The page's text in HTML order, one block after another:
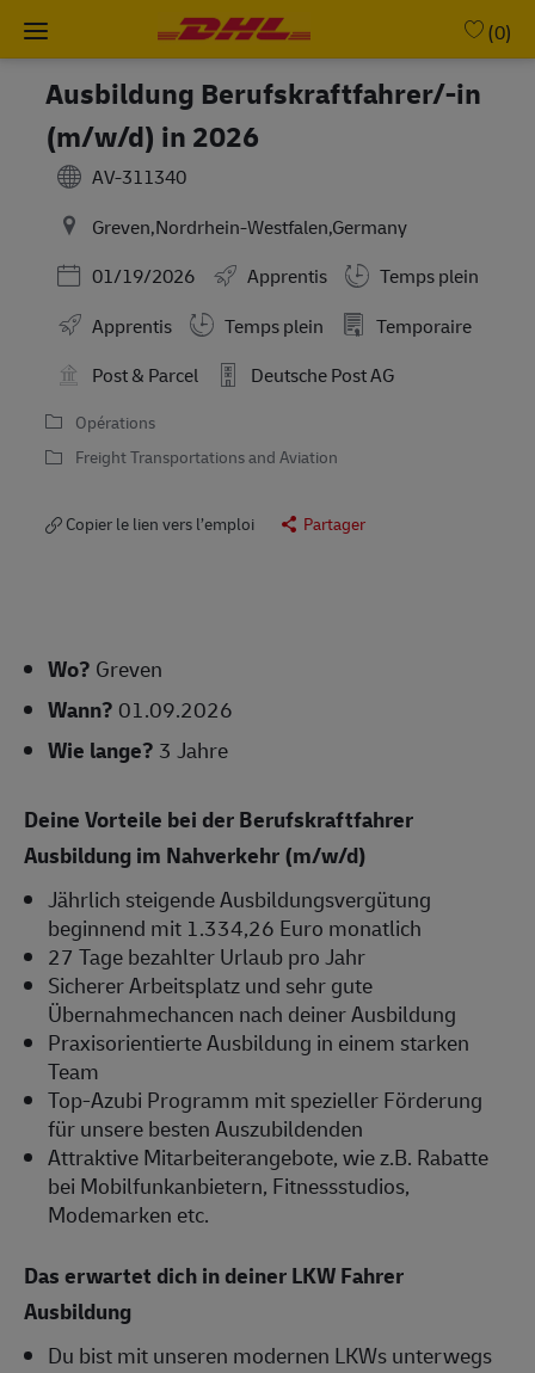
(0)
Ausbildung Berufskraftfahrer/-in
(m/w/d) in 2026
AV-311340
Greven,Nordrhein-Westfalen,Germany
Posted Date
01/19/2026 Apprentis
Temps plein
Apprentis
Working Hours
Temps plein
Temporaire
Post & Parcel
Deutsche Post AG
Opérations
Freight Transportations and Aviation
Copier le lien vers l’emploi Partager
Wo? Greven
Wann? 01.09.2026
Wie lange? 3 Jahre
Deine Vorteile bei der Berufskraftfahrer
Ausbildung im Nahverkehr (m/w/d)
Jährlich steigende Ausbildungsvergütung
beginnend mit 1.334,26 Euro monatlich
27 Tage bezahlter Urlaub pro Jahr
Sicherer Arbeitsplatz und sehr gute
Übernahmechancen nach deiner Ausbildung
Praxisorientierte Ausbildung in einem starken
Team
Top-Azubi Programm mit spezieller Förderung
für unsere besten Auszubildenden
Attraktive Mitarbeiterangebote, wie z.B. Rabatte
bei Mobilfunkanbietern, Fitnessstudios,
Modemarken etc.
Das erwartet dich in deiner LKW Fahrer
Ausbildung
Du bist mit unseren modernen LKWs unterwegs